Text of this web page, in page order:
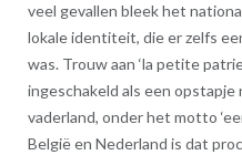
veel gevallen bleek het
lokale identiteit, die er zelfs
was. Trouw aan ‘la petite
ingeschakeld als een
vaderland, onder het motto
België en Nederland is dat